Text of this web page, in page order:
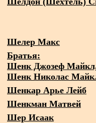
Шелер Макс
Братья:
Шенк Джозеф
Шенк Николас
Шенкар Арье Лейб
Шенкман Матвей
Шер Исаак